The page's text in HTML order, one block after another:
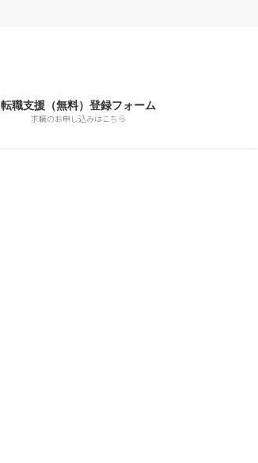
転職支援（無料）登録フォーム
求職のお申し込みはこちら